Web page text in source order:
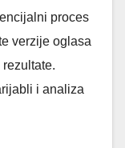
proces
verzije oglasa
i analiza